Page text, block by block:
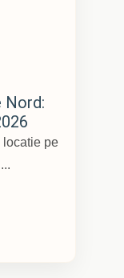
Nord:
locatie pe